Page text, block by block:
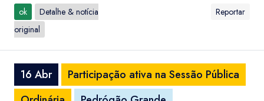
ok
Detalhe & notícia
original
Reportar
16 Abr
Participação ativa na Sessão Pública